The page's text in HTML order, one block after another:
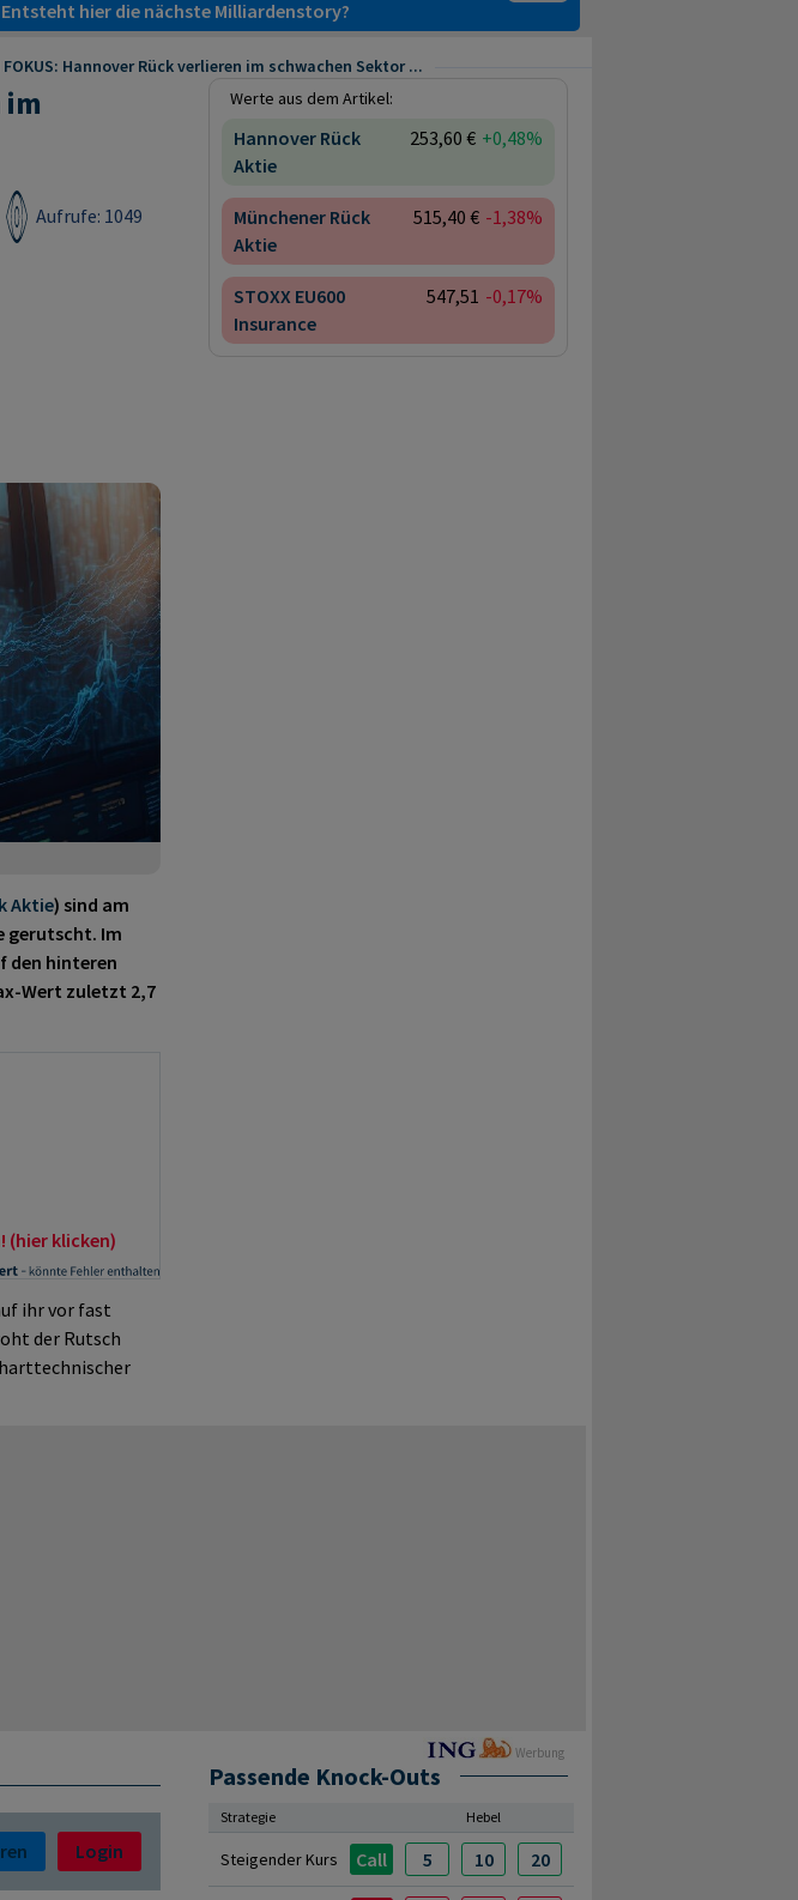
Entsteht hier die nächste Milliardenstory?
FOKUS: Hannover Rück verlieren im schwachen Sektor ...
im
Aufrufe: 1049
Aktie) sind am
gerutscht. Im
den hinteren
Wert zuletzt 2,7
(hier klicken)
ihr vor fast
der Rutsch
Werte aus dem Artikel:
Hannover Rück
Aktie
253,60 € +0,48%
Münchener Rück
Aktie
515,40 € -1,38%
STOXX EU600
Insurance
547,51 -0,17%
Login
Werbung
Passende Knock-Outs
Strategie Hebel
Steigender Kurs Call 5 10 20